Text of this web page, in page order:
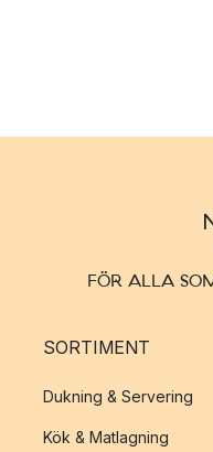
FÖR ALLA
SORTIMENT
Dukning & Servering
Kök & Matlagning